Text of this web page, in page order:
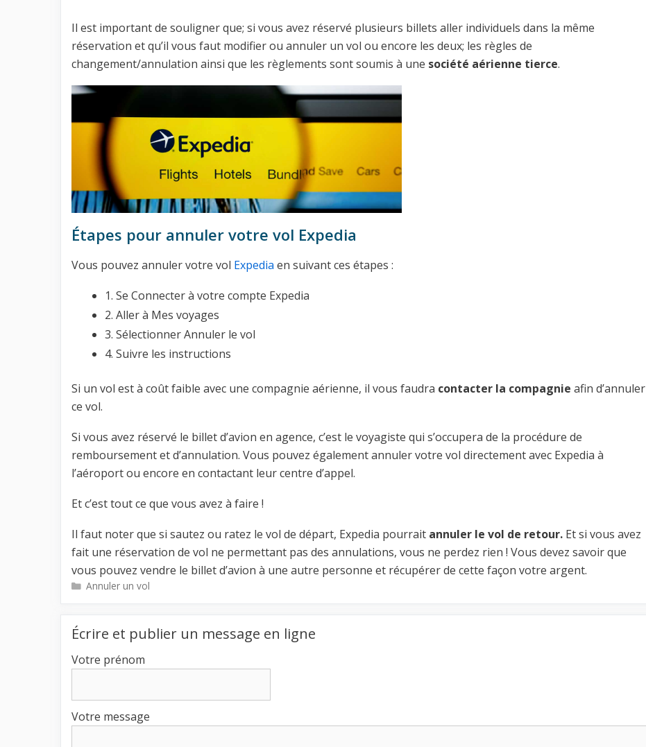
Il est important de souligner que; si vous avez réservé plusieurs billets aller individuels dans la même
réservation et qu’il vous faut modifier ou annuler un vol ou encore les deux; les règles de
changement/annulation ainsi que les règlements sont soumis à une société aérienne tierce.
Étapes pour annuler votre vol Expedia
Vous pouvez annuler votre vol Expedia en suivant ces étapes :
1. Se Connecter à votre compte Expedia
2. Aller à Mes voyages
3. Sélectionner Annuler le vol
4. Suivre les instructions
Si un vol est à coût faible avec une compagnie aérienne, il vous faudra contacter la compagnie afin d’annuler
ce vol.
Si vous avez réservé le billet d’avion en agence, c’est le voyagiste qui s’occupera de la procédure de
remboursement et d’annulation. Vous pouvez également annuler votre vol directement avec Expedia à
l’aéroport ou encore en contactant leur centre d’appel.
Et c’est tout ce que vous avez à faire !
Il faut noter que si sautez ou ratez le vol de départ, Expedia pourrait annuler le vol de retour. Et si vous avez
fait une réservation de vol ne permettant pas des annulations, vous ne perdez rien ! Vous devez savoir que
vous pouvez vendre le billet d’avion à une autre personne et récupérer de cette façon votre argent.
Catégories
Annuler un vol
Écrire et publier un message en ligne
Votre prénom
Votre message